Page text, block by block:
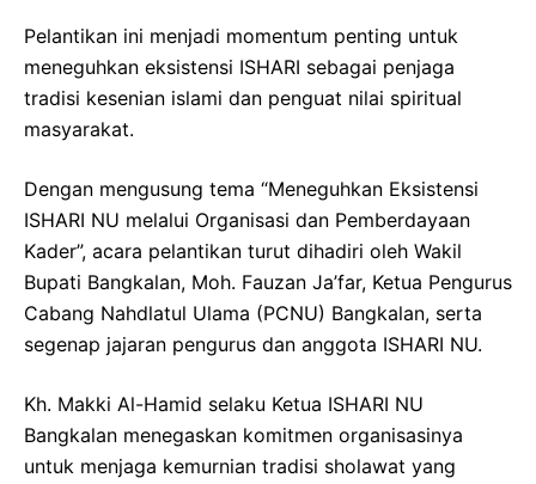
Pelantikan ini menjadi momentum penting untuk
meneguhkan eksistensi ISHARI sebagai penjaga
tradisi kesenian islami dan penguat nilai spiritual
masyarakat.
Dengan mengusung tema “Meneguhkan Eksistensi
ISHARI NU melalui Organisasi dan Pemberdayaan
Kader”, acara pelantikan turut dihadiri oleh Wakil
Bupati Bangkalan, Moh. Fauzan Ja’far, Ketua Pengurus
Cabang Nahdlatul Ulama (PCNU) Bangkalan, serta
segenap jajaran pengurus dan anggota ISHARI NU.
Kh. Makki Al-Hamid selaku Ketua ISHARI NU
Bangkalan menegaskan komitmen organisasinya
untuk menjaga kemurnian tradisi sholawat yang